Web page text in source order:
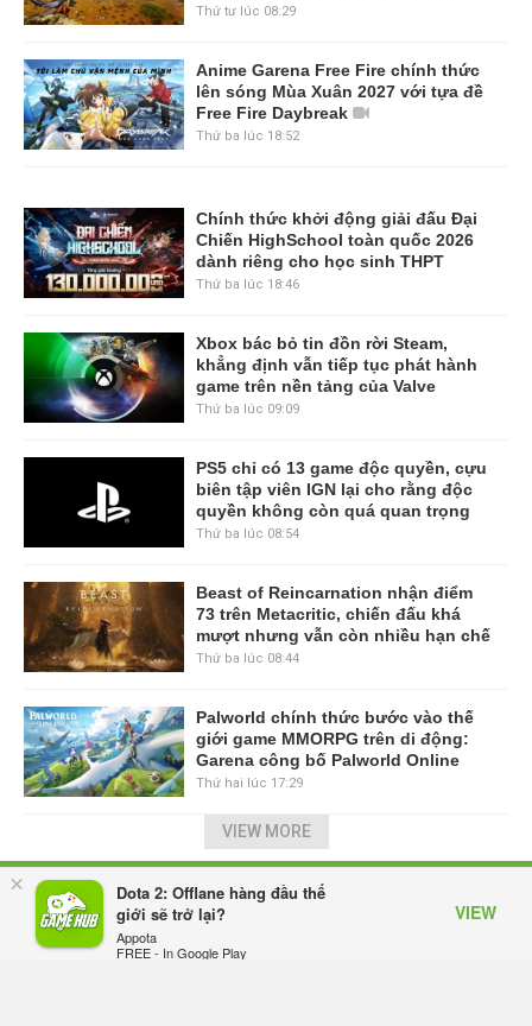
×
Dota 2: Offlane hàng đầu thế
giới sẽ trở lại?
Appota
FREE - In Google Play
VIEW
Thứ tư lúc 08:29
Anime Garena Free Fire chính thức
lên sóng Mùa Xuân 2027 với tựa đề
Free Fire Daybreak
Thứ ba lúc 18:52
Chính thức khởi động giải đấu Đại
Chiến HighSchool toàn quốc 2026
dành riêng cho học sinh THPT
Thứ ba lúc 18:46
Xbox bác bỏ tin đồn rời Steam,
khẳng định vẫn tiếp tục phát hành
game trên nền tảng của Valve
Thứ ba lúc 09:09
PS5 chỉ có 13 game độc quyền, cựu
biên tập viên IGN lại cho rằng độc
quyền không còn quá quan trọng
Thứ ba lúc 08:54
Beast of Reincarnation nhận điểm
73 trên Metacritic, chiến đấu khá
mượt nhưng vẫn còn nhiều hạn chế
Thứ ba lúc 08:44
Palworld chính thức bước vào thế
giới game MMORPG trên di động:
Garena công bố Palworld Online
Thứ hai lúc 17:29
VIEW MORE
TRANG CHỦ GIFTCODE BẢNG XẾP HẠNG
SỰ KIỆN GAME